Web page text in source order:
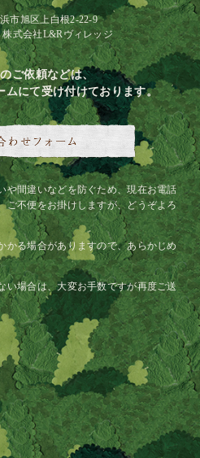
市旭区上白根2-22-9
式会社L&Rヴィレッジ
ご依頼などは、
ムにて受け付けております。
や間違いなどを防ぐため、現在お電話
ご不便をお掛けしますが、どうぞよろ
かる場合がありますので、あらかじめ
い場合は、大変お手数ですが再度ご送